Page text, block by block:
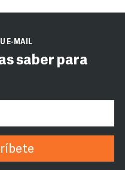
E-MAIL
saber para